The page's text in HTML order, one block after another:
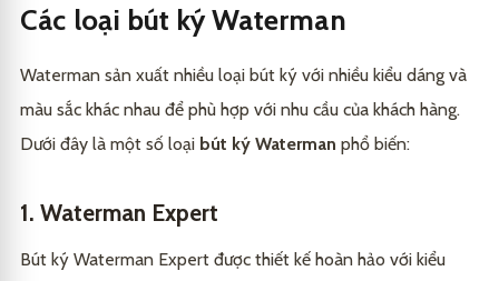
3.2 2. Bút ký Parker
3.3 3. Bút ký Lamy
bút ký Waterman
5.1 Bút ký Waterman có giá thành cao không?
5.2 Làm thế nào để bảo quản bút ký Waterman?
Waterman không?
5.4 Tại sao bút ký Waterman lại được yêu thích?
6 Kết luận
Các loại bút ký Waterman
Waterman sản xuất nhiều loại bút ký với nhiều kiểu dáng và
màu sắc khác nhau để phù hợp với nhu cầu của khách hàng.
Dưới đây là một số loại bút ký Waterman phổ biến:
1. Waterman Expert
Bút ký Waterman Expert được thiết kế hoàn hảo với kiểu